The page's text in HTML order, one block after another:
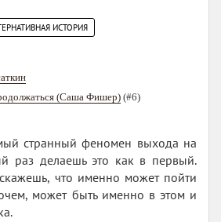
ИСТОРИЯ
(Саша Фишер) (#6)
странный феномен выхода на
раз делаешь это как в первый.
что именно может пойти
может быть именно в этом и